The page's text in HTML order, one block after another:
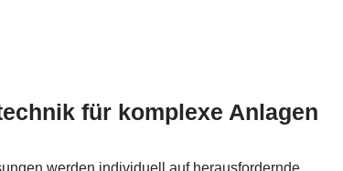
für komplexe Anlagen
werden individuell auf herausfordernde